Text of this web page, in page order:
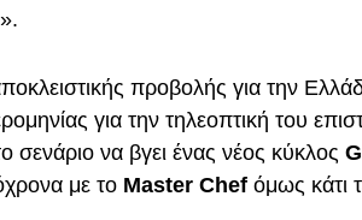
προβολής για την
για την τηλεοπτική του
σενάριο να βγει ένας νέος κύκλος
με το Master Chefόμως κάτι